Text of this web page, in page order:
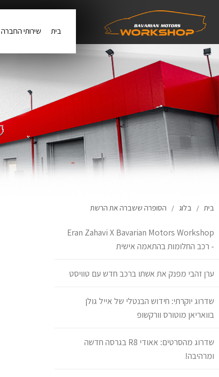
בית שירותי החברה
בית / בלוג / הסופרה ששברה את הרשת
Eran Zahavi X Bavarian Motors Workshop
- רכב החלומות בהתאמה אישית
ערן זהבי מפנק את אשתו ברכב חדש עם טוויסט
שדרוג יוקרתי: חידוש הבנטלי של אייל גולן
בוואריאן מוטורס וורקשופ
שדרוג מהסרטים: אאודי R8 בגרסה חדשה
ומרהיבה!